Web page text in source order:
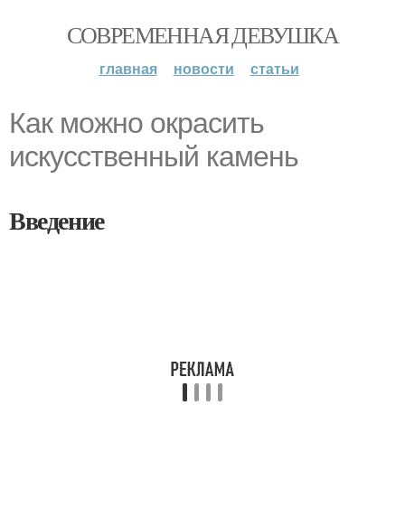
СОВРЕМЕННАЯ ДЕВУШКА
главная новости статьи
Как можно окрасить
искусственный камень
Введение